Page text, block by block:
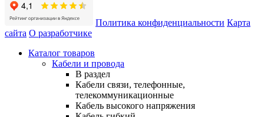
Политика конфиденциальности Карта
сайта О разработчике
Каталог товаров
Кабели и провода
В раздел
Кабели связи, телефонные,
телекоммуникационные
Кабель высокого напряжения